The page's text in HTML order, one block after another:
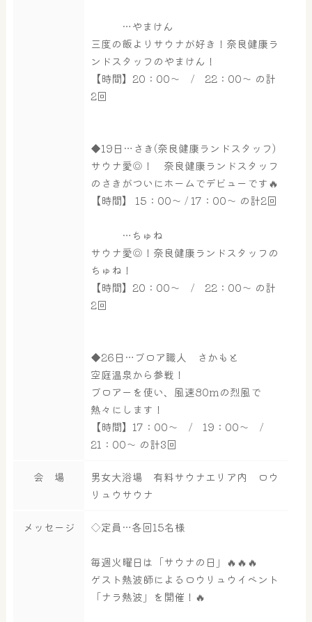
大浴場 サウナ・岩盤浴
屋内レジャープール
奈良わんぱくランド
はしゃきっズ
ボディケア
その他施設 ご宿泊
…やまけん
三度の飯よりサウナが好き！奈良健康ラ
ンドスタッフのやまけん！
【時間】20：00～ / 22：00～ の計
2回
◆19日…さき(奈良健康ランドスタッフ)
サウナ愛◎！ 奈良健康ランドスタッフ
のさきがついにホームでデビューです🔥
【時間】 15：00～ / 17：00～ の計2回
…ちゅね
サウナ愛◎！奈良健康ランドスタッフの
ちゅね！
【時間】20：00～ / 22：00～ の計
2回
◆26日…ブロア職人 さかもと
空庭温泉から参戦！
ブロアーを使い、風速80mの烈風で
熱々にします！
【時間】17：00～ / 19：00～ /
21：00～ の計3回
会 場
男女大浴場 有料サウナエリア内 ロウ
リュウサウナ
メッセージ ◇定員…各回15名様
毎週火曜日は「サウナの日」🔥🔥🔥
ゲスト熱波師によるロウリュウイベント
「ナラ熱波」を開催！🔥